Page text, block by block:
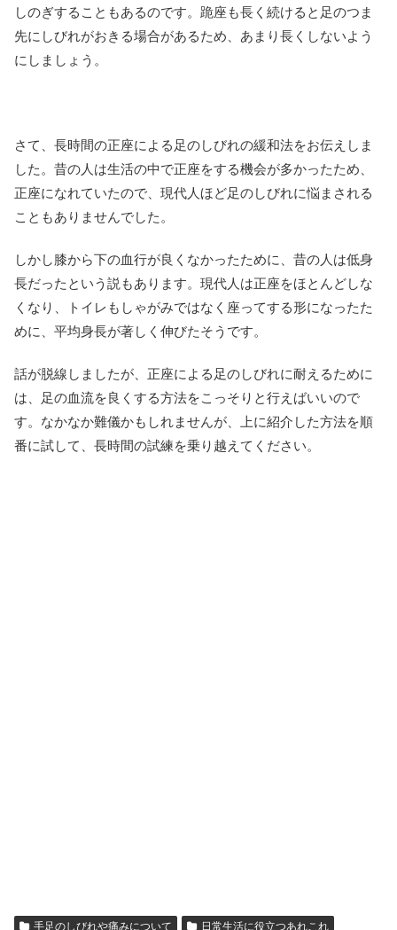
しのぎすることもあるのです。跪座も長く続けると足のつま
先にしびれがおきる場合があるため、あまり長くしないよう
にしましょう。
さて、長時間の正座による足のしびれの緩和法をお伝えしま
した。昔の人は生活の中で正座をする機会が多かったため、
正座になれていたので、現代人ほど足のしびれに悩まされる
こともありませんでした。
しかし膝から下の血行が良くなかったために、昔の人は低身
長だったという説もあります。現代人は正座をほとんどしな
くなり、トイレもしゃがみではなく座ってする形になったた
めに、平均身長が著しく伸びたそうです。
話が脱線しましたが、正座による足のしびれに耐えるために
は、足の血流を良くする方法をこっそりと行えばいいので
す。なかなか難儀かもしれませんが、上に紹介した方法を順
番に試して、長時間の試練を乗り越えてください。
手足のしびれや痛みについて 日常生活に役立つあれこれ